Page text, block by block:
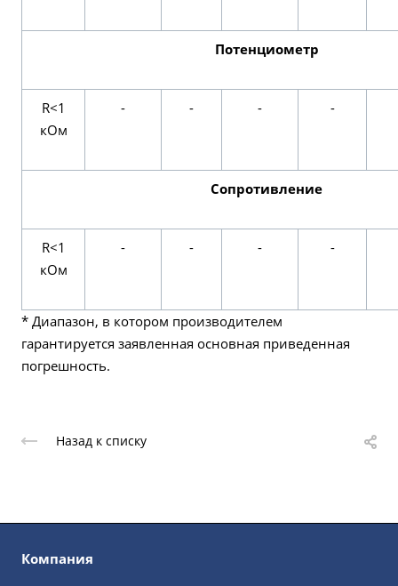
Потенциометр
R<1
кОм
- - - -
Сопротивление
R<1
кОм
- - - -
* Диапазон, в котором производителем
гарантируется заявленная основная приведенная
погрешность.
Назад к списку
Компания